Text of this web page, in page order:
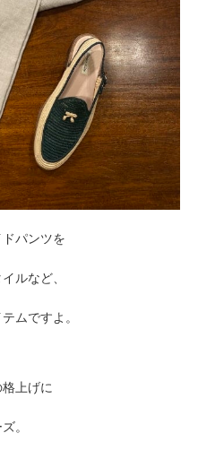
パンツを
ルなど、
ムですよ。
上げに
。